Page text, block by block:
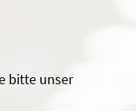
bitte unser